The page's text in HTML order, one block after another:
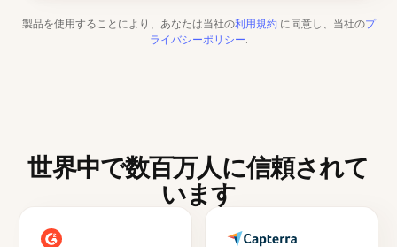
製品を使用することにより、あなたは当社の利用規約 に同意し、当社のプ
ライバシーポリシー.
世界中で数百万人に信頼されて
います